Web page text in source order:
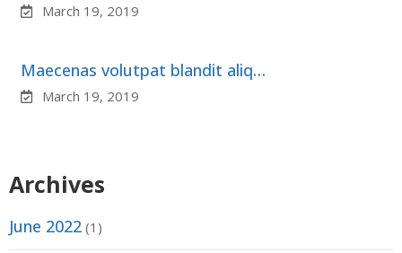
March 19, 2019
Maecenas volutpat blandit aliq…
March 19, 2019
Archives
June 2022 (1)